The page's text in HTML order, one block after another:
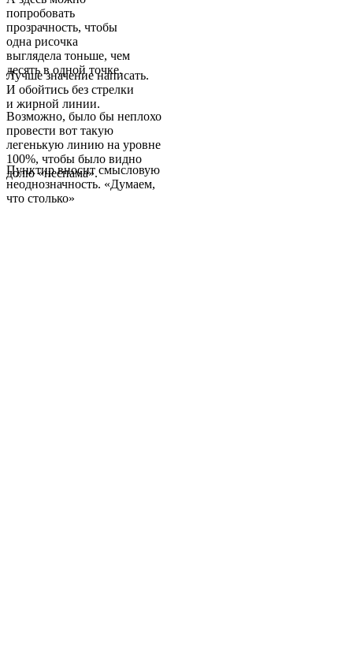
попробовать
прозрачность, чтобы
одна рисочка
выглядела тоньше, чем
десять в одной точке.
Лучше значение написать.
И обойтись без стрелки
и жирной линии.
Возможно, было бы неплохо
провести вот такую
легенькую линию на уровне
100%, чтобы было видно
долю «неспама».
Пунктир вносит смысловую
неоднозначность. «Думаем,
что столько»